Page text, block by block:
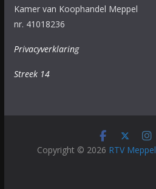
Kamer van Koophandel Meppel
nr. 41018236
Privacyverklaring
Streek 14
Copyright © 2026 RTV Meppel